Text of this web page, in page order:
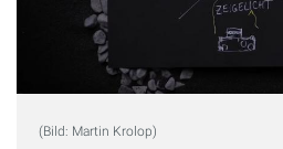
(Bild: Martin Krolop)